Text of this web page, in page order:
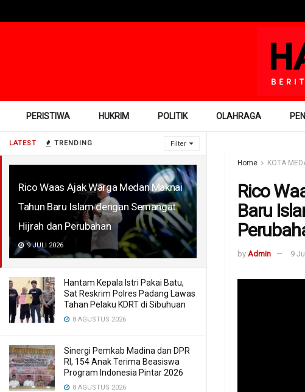
LATEST TRENDING Filter
Rico Waas Ajak Warga Medan Maknai
Tahun Baru Islam dengan Semangat
Hijrah dan Perubahan
9 JULI 2026
Hantam Kepala Istri Pakai Batu,
Sat Reskrim Polres Padang Lawas
Tahan Pelaku KDRT di Sibuhuan
8 AGUSTUS 2026
Sinergi Pemkab Madina dan DPR
RI, 154 Anak Terima Beasiswa
Program Indonesia Pintar 2026
8 AGUSTUS 2026
PERISTIWA HUKRIM POLITIK OLAHRAGA
Home KOTA
Rico
Baru
by Admin 9